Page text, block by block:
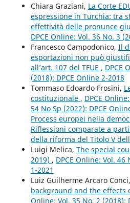
Chiara Graziani, La Corte
espressione in Turchia: tra
effettività delle pronunce
DPCE Online: Vol. 36 No. 3
Francesco Campodonico, Il
esportazioni non può
all’art. 107 del TFUE , DPCE
(2018): DPCE Online 2-2018
Tommaso Edoardo Frosini,
costituzionale , DPCE
54 No Sp (2022): DPCE
Process europei nella
Riflessioni comparate a
della riforma del Titolo V
Luigi Melica, The special
2019) , DPCE Online: Vol. 46
1-2021
Luiz Guilherme Arcaro Conci,
background and the effects
Online: Vol. 35 No. 2 (2018):